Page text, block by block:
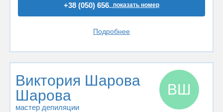
+38 (050) 656..показать номер
Подробнее
Виктория Шарова
Шарова
мастер депиляции
ВШ